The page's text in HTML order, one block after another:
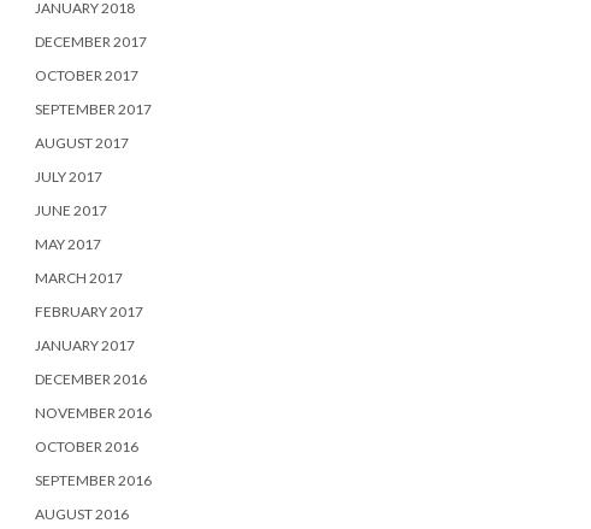
JANUARY 2018
DECEMBER 2017
OCTOBER 2017
SEPTEMBER 2017
AUGUST 2017
JULY 2017
JUNE 2017
MAY 2017
MARCH 2017
FEBRUARY 2017
JANUARY 2017
DECEMBER 2016
NOVEMBER 2016
OCTOBER 2016
SEPTEMBER 2016
AUGUST 2016